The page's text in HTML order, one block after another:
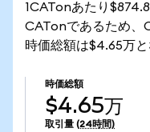
1CATonあたり
CATonであるため
時価総額は$4.65万と
時価総額
$4.65万
取引量 (24時間)